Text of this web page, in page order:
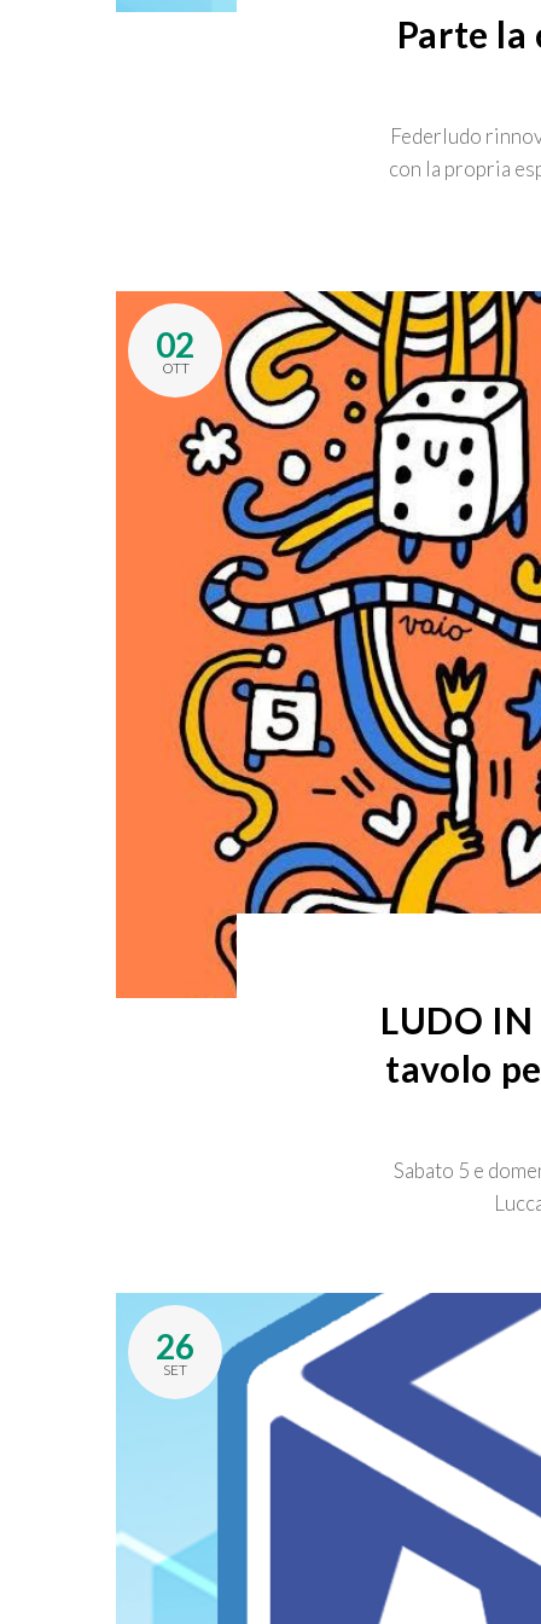
Parte la
Federludo
con la propria
02
OTT
LUDO
tavolo
Sabato 5 e
26
SET